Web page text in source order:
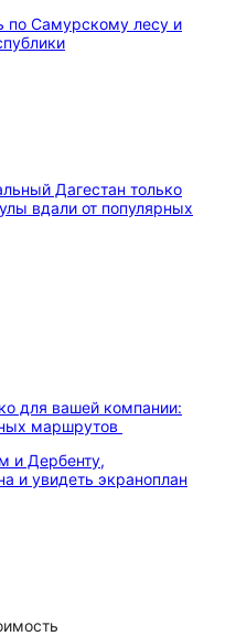
по Самурскому лесу и
для вашей компании:
маршрутов
и Дербенту,
и увидеть экраноплан